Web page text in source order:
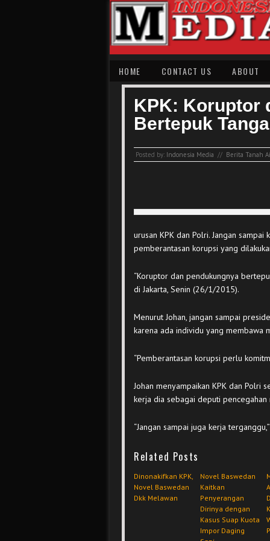
HOME CONTACT US ABOUT
KPK: Koruptor
Bertepuk
Posted by: Indonesia Media // Berita Tanah
urusan KPK dan Polri. Jangan
pemberantasan korupsi yang
“Koruptor dan pendukungnya
di Jakarta, Senin (26/1/2015).
Menurut Johan, jangan sampai
karena ada individu yang membawa
“Pemberantasan korupsi perlu
Johan menyampaikan KPK dan Polri
kerja dia sebagai deputi
“Jangan sampai juga kerja
Related Posts
Dinonakifkan KPK,
Novel Baswedan
Dkk Melawan
Novel Baswedan
Kaitkan
Penyerangan
Dirinya dengan
Kasus Suap Kuota
Impor Daging